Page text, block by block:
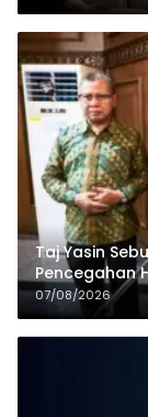
Taj Yasin
Pencegahan
Pesantren
07/08/2026